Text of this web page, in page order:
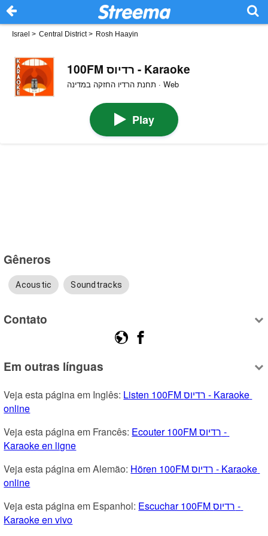
Israel > Central District> Rosh Haayin
100FM רדיוס - Karaoke
תחנת הרדיו החזקה במדינה · Web
Play
Gêneros
Acoustic Soundtracks
Contato
Em outras línguas
Veja esta página em Inglês: Listen 100FM רדיוס - Karaoke
online
Veja esta página em Francês: Ecouter 100FM רדיוס -
Karaoke en ligne
Veja esta página em Alemão: Hören 100FM רדיוס - Karaoke
online
Veja esta página em Espanhol: Escuchar 100FM רדיוס -
Karaoke en vivo